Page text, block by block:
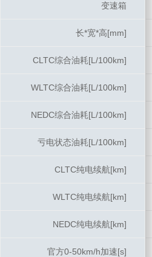
变速箱
长*宽*高[mm]
CLTC综合油耗[L/100km]
WLTC综合油耗[L/100km]
NEDC综合油耗[L/100km]
亏电状态油耗[L/100km]
CLTC纯电续航[km]
WLTC纯电续航[km]
NEDC纯电续航[km]
官方0-50km/h加速[s]
变速箱
长*宽*高[mm]
CLTC综合油耗[L/100km]
WLTC综合油耗[L/100km]
NEDC综合油耗[L/100km]
亏电状态油耗[L/100km]
CLTC纯电续航[km]
WLTC纯电续航[km]
NEDC纯电续航[km]
官方0-50km/h加速[s]